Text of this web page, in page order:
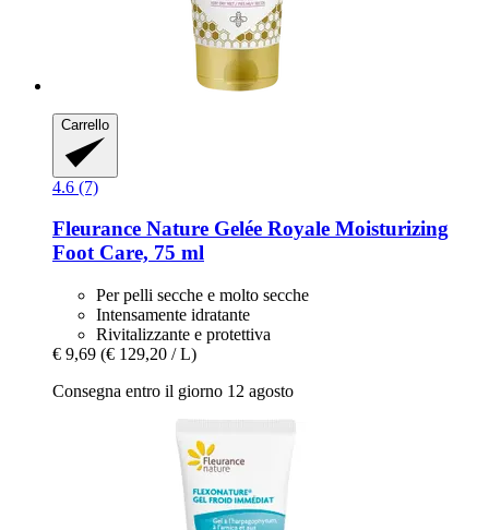
Carrello
4.6 (7)
Fleurance Nature Gelée Royale Moisturizing
Foot Care, 75 ml
Per pelli secche e molto secche
Intensamente idratante
Rivitalizzante e protettiva
€ 9,69 (€ 129,20 / L)
Consegna entro il giorno 12 agosto